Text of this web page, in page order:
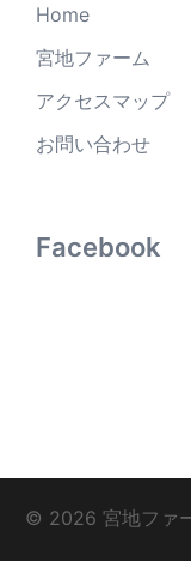
Home
宮地ファーム
アクセスマップ
お問い合わせ
Facebook
© 2026 宮地ファ